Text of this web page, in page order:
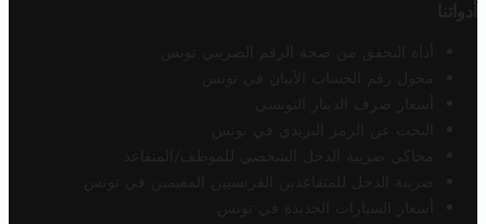
أدواتنا
أداة التحقق من صحة الرقم الضريبي تونس
محول رقم الحساب الآيبان في تونس
أسعار صرف الدينار التونسي
البحث عن الرمز البريدي في تونس
محاكي ضريبة الدخل الشخصي للموظف/المتقاعد
ضريبة الدخل للمتقاعدين الفرنسيين المقيمين في تونس
أسعار السيارات الجديدة في تونس